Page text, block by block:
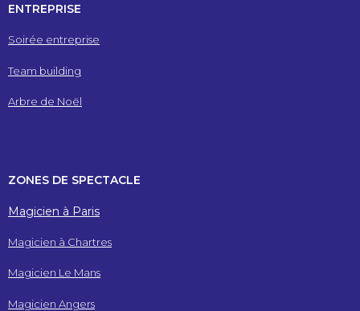
ENTREPRISE
Soirée entreprise
Team building
Arbre de Noël
ZONES DE SPECTACLE
Magicien à Paris
Magicien à Chartres
Magicien Le Mans
Magicien Angers